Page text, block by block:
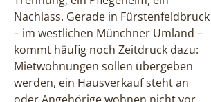
Nachlass. Gerade in Fürstenfeldbruck
– im westlichen Münchner Umland –
kommt häufig noch Zeitdruck dazu:
Mietwohnungen sollen übergeben
werden, ein Hausverkauf steht an